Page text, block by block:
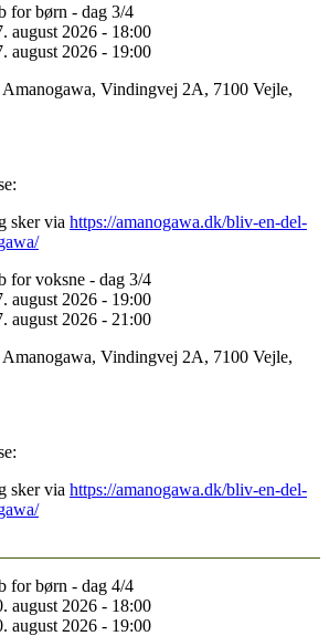
for børn - dag 3/4
august 2026 - 18:00
august 2026 - 19:00
Amanogawa, Vindingvej 2A, 7100 Vejle,
sker via https://amanogawa.dk/bliv-en-del-
for voksne - dag 3/4
august 2026 - 19:00
august 2026 - 21:00
Amanogawa, Vindingvej 2A, 7100 Vejle,
sker via https://amanogawa.dk/bliv-en-del-
for børn - dag 4/4
august 2026 - 18:00
august 2026 - 19:00